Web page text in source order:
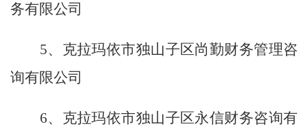
务有限公司
5、 克拉玛依市独山子区尚勤财务管理咨
询有限公司
6、克拉玛依市独山子区永信财务咨询有